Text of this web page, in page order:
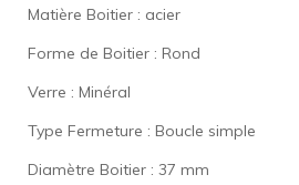
Matière Boitier : acier
Forme de Boitier : Rond
Verre : Minéral
Type Fermeture : Boucle simple
Diamètre Boitier : 37 mm